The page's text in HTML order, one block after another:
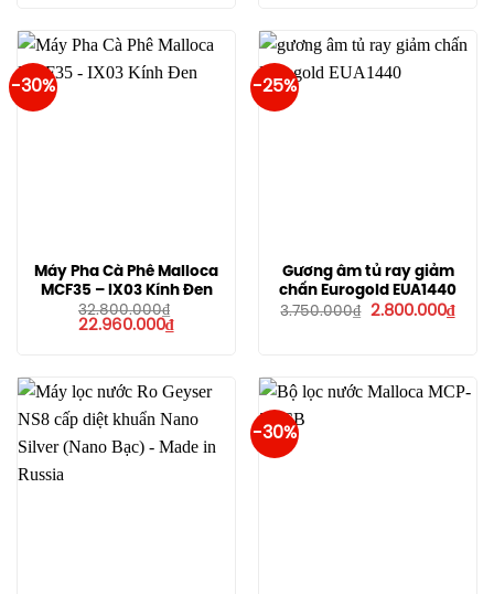
6.160.000₫.
-30%
Máy Pha Cà Phê Malloca
MCF35 – IX03 Kính Đen
32.800.000₫
Giá
22.960.000₫Giá
hiện
22.960.000₫.
-25%
Gương âm tủ ray giảm
chấn Eurogold EUA1440
3.750.000₫
Giá
2.800.000₫Giá
hiện
-30%